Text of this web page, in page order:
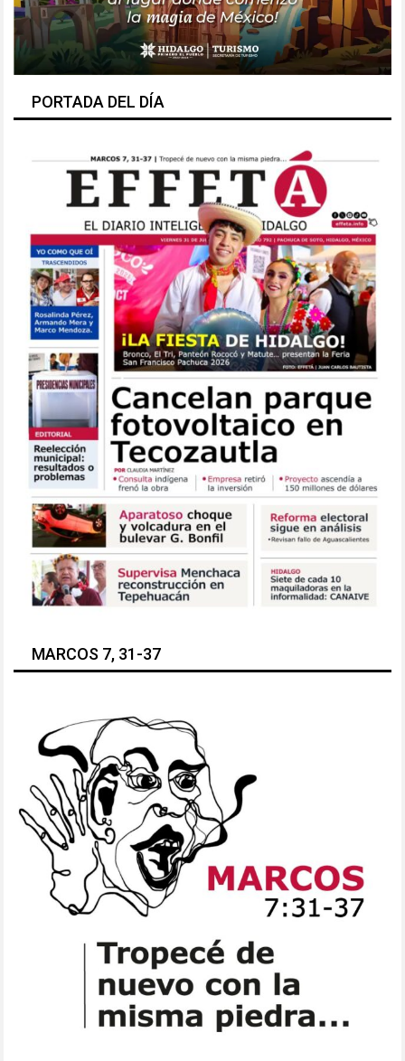
PORTADA DEL DÍA
MARCOS 7, 31-37